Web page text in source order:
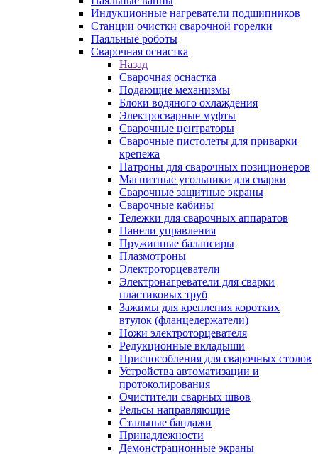
Индукционные нагреватели подшипников
Станции очистки сварочной горелки
Паяльные роботы
Сварочная оснастка
Назад
Сварочная оснастка
Подающие механизмы
Блоки водяного охлаждения
Электросварные муфты
Сварочные центраторы
Сварочные пистолеты для приварки
крепежа
Патроны для сварочных позиционеров
Магнитные угольники для сварки
Сварочные защитные экраны
Сварочные кабины
Тележки для сварочных аппаратов
Панели управления
Пружинные балансиры
Плазмотроны
Электроторцеватели
Электронагреватели для сварки
пластиковых труб
Зажимы для крепления коротких
втулок (фланцедержатели)
Ножи электроторцевателя
Редукционные вкладыши
Приспособления для сварочных столов
Устройства автоматизации и
протоколирования
Очистители сварных швов
Рельсы направляющие
Стальные бандажи
Принадлежности
Демонстрационные экраны